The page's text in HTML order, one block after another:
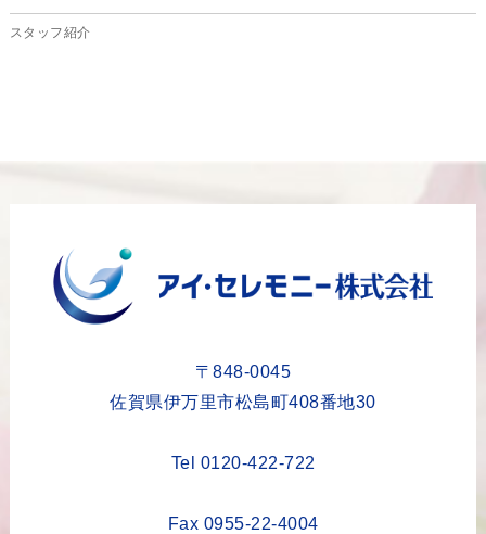
2023年11月
2023年8月
2023年6月
スタッフ紹介
〒848-0045
佐賀県伊万里市松島町408番地30
Tel 0120-422-722
Fax 0955-22-4004